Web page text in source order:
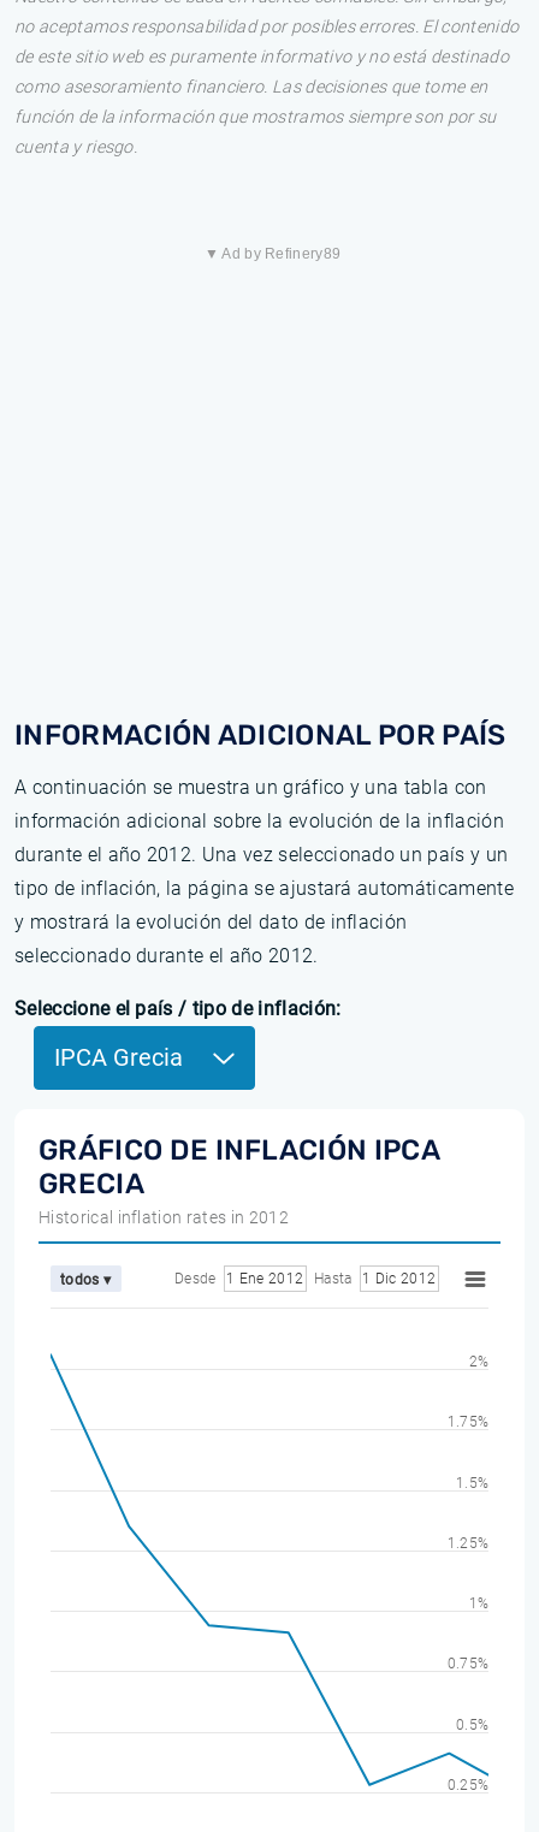
no aceptamos responsabilidad por posibles errores. El contenido
de este sitio web es puramente informativo y no está destinado
como asesoramiento financiero. Las decisiones que tome en
función de la información que mostramos siempre son por su
cuenta y riesgo.
▼ Ad by Refinery89
INFORMACIÓN ADICIONAL POR PAÍS
A continuación se muestra un gráfico y una tabla con
información adicional sobre la evolución de la inflación
durante el año 2012. Una vez seleccionado un país y un
tipo de inflación, la página se ajustará automáticamente
y mostrará la evolución del dato de inflación
seleccionado durante el año 2012.
Seleccione el país / tipo de inflación:
IPCA Grecia
GRÁFICO DE INFLACIÓN IPCA
GRECIA
Historical inflation rates in 2012
todos ▾ Desde 1 Ene 2012 Hasta 1 Dic 2012
0.25%
0.5%
0.75%
1%
1.25%
1.5%
1.75%
2%